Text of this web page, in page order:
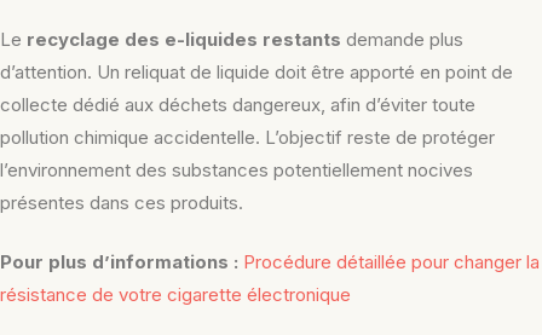
Le recyclage des e-liquides restants demande plus
d’attention. Un reliquat de liquide doit être apporté en point de
collecte dédié aux déchets dangereux, afin d’éviter toute
pollution chimique accidentelle. L’objectif reste de protéger
l’environnement des substances potentiellement nocives
présentes dans ces produits.
Pour plus d’informations : Procédure détaillée pour changer la
résistance de votre cigarette électronique